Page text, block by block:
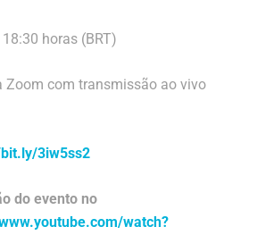
horas (BRT)
Zoom com transmissão ao vivo
3iw5ss2
do evento no
watch?